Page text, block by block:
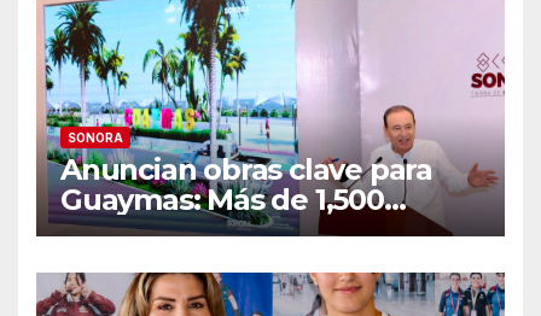
SONORA
Anuncian obras clave para
Guaymas: Más de 1,500
viviendas, modernización del
IMSS